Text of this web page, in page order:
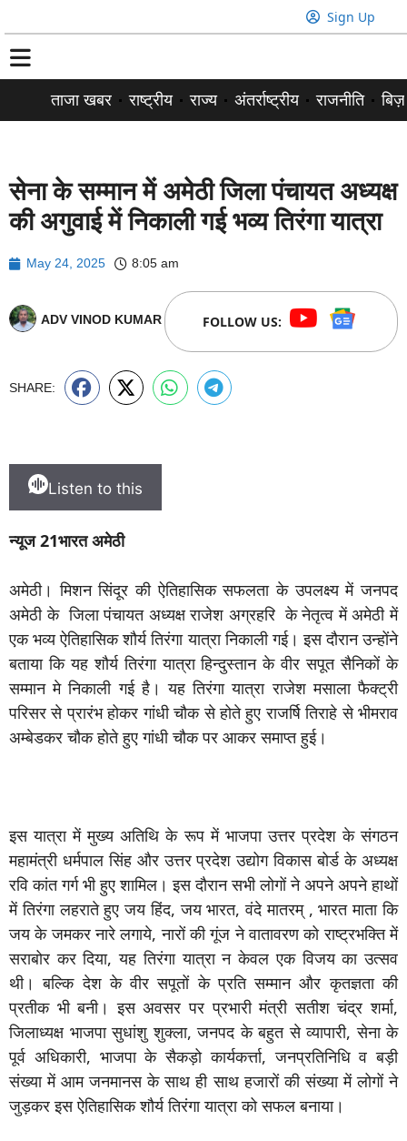
Sign Up
ताजा खबर राष्ट्रीय राज्य अंतर्राष्ट्रीय राजनीति
सेना के सम्मान में अमेठी जिला पंचायत अध्यक्ष
की अगुवाई में निकाली गई भव्य तिरंगा यात्रा
May 24, 2025 8:05 am
ADV VINOD KUMAR FOLLOW US:
SHARE:
Listen to this
न्यूज 21भारत अमेठी
अमेठी। मिशन सिंदूर की ऐतिहासिक सफलता के उपलक्ष्य में जनपद
अमेठी के जिला पंचायत अध्यक्ष राजेश अग्रहरि के नेतृत्व में अमेठी में
एक भव्य ऐतिहासिक शौर्य तिरंगा यात्रा निकाली गई। इस दौरान उन्होंने
बताया कि यह शौर्य तिरंगा यात्रा हिन्दुस्तान के वीर सपूत सैनिकों के
सम्मान मे निकाली गई है। यह तिरंगा यात्रा राजेश मसाला फैक्ट्री
परिसर से प्रारंभ होकर गांधी चौक से होते हुए राजर्षि तिराहे से भीमराव
अम्बेडकर चौक होते हुए गांधी चौक पर आकर समाप्त हुई।
इस यात्रा में मुख्य अतिथि के रूप में भाजपा उत्तर प्रदेश के संगठन
महामंत्री धर्मपाल सिंह और उत्तर प्रदेश उद्योग विकास बोर्ड के अध्यक्ष
रवि कांत गर्ग भी हुए शामिल। इस दौरान सभी लोगों ने अपने अपने हाथों
में तिरंगा लहराते हुए जय हिंद, जय भारत, वंदे मातरम् , भारत माता कि
जय के जमकर नारे लगाये, नारों की गूंज ने वातावरण को राष्ट्रभक्ति में
सराबोर कर दिया, यह तिरंगा यात्रा न केवल एक विजय का उत्सव
थी। बल्कि देश के वीर सपूतों के प्रति सम्मान और कृतज्ञता की
प्रतीक भी बनी। इस अवसर पर प्रभारी मंत्री सतीश चंद्र शर्मा,
जिलाध्यक्ष भाजपा सुधांशु शुक्ला, जनपद के बहुत से व्यापारी, सेना के
पूर्व अधिकारी, भाजपा के सैकड़ो कार्यकर्त्ता, जनप्रतिनिधि व बड़ी
संख्या में आम जनमानस के साथ ही साथ हजारों की संख्या में लोगों ने
जुड़कर इस ऐतिहासिक शौर्य तिरंगा यात्रा को सफल बनाया।